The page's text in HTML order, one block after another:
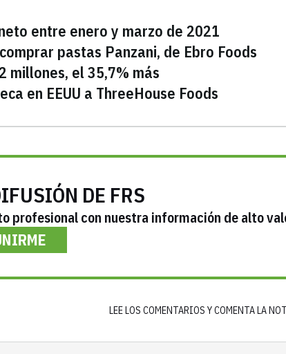
entre enero y marzo de 2021
pastas Panzani, de Ebro Foods
millones, el 35,7% más
en EEUU a ThreeHouse Foods
DE FRS
profesional con nuestra información de alto
LEE LOS COMENTARIOS Y COMENTA LA